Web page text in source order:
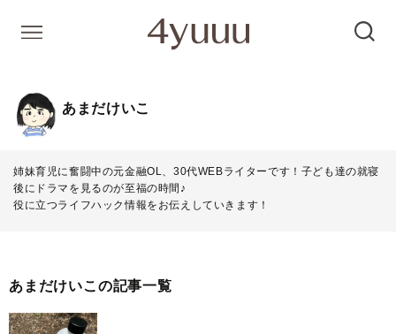
あまだけいこ
姉妹育児に奮闘中の元金融OL、30代WEBライターです！子ども達の就寝
後にドラマを見るのが至福の時間♪
役に立つライフハック情報をお伝えしていきます！
あまだけいこの記事一覧